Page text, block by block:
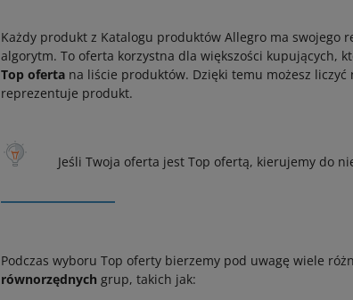
Każdy produkt z Katalogu produktów Allegro ma swojego
algorytm. To oferta korzystna dla większości kupujących,
Top oferta na liście produktów. Dzięki temu możesz
reprezentuje produkt.
Jeśli Twoja oferta jest Top ofertą, kierujemy do
Podczas wyboru Top oferty bierzemy pod uwagę wiele
równorzędnych grup, takich jak: